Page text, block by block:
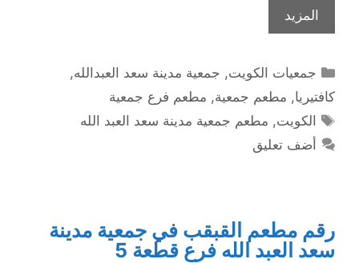
المزيد
التصنيفات
جمعيات الكويت, جمعية مدينة سعد العبدالله,
كافتيريا, مطعم جمعية, مطعم فرع جمعية
الوسوم
الكويت, مطعم جمعية مدينة سعد العبد الله
أضف تعليق
رقم مطعم القبقب في جمعية مدينة
سعد العبد الله فرع قطعة 5